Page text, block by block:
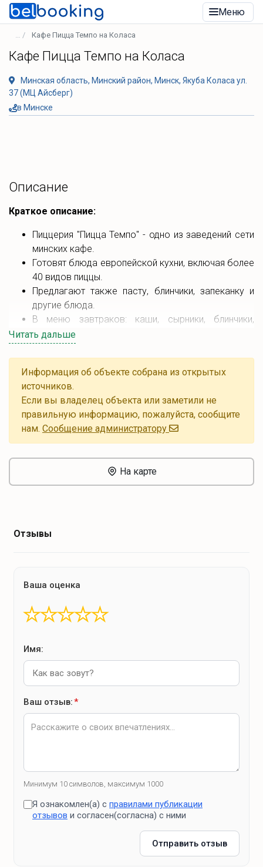
Меню
Кафе Пицца Темпо на Коласа
Кафе Пицца Темпо на Коласа
Минская область, Минский район, Минск, Якуба Коласа ул.
37 (МЦ Айсберг)
в Минске
Описание
Краткое описание:
Пиццерия "Пицца Темпо" - одно из заведений сети
минских кафе.
Готовят блюда европейской кухни, включая более
40 видов пиццы.
Предлагают также пасту, блинчики, запеканку и
другие блюда.
В меню завтраков: каши, сырники, блинчики,
омлеты.
С 12 до 16 часов действует обеденное меню по
демократичным ценам.
В заведении есть Wi-Fi и парковка.
Читать дальше
Информация об объекте собрана из открытых
источников.
Если вы владелец объекта или заметили не
правильную информацию, пожалуйста, сообщите
нам. Cообщение администратору
На карте
Отзывы
Ваша оценка
★
★
★
★
★
Имя:
Ваш отзыв:*
Минимум 10 символов, максимум 1000
Я ознакомлен(а) с правилами публикации
отзывов и согласен(согласна) с ними
Отправить отзыв